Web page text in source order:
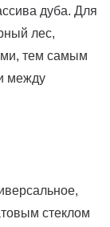
дуба. Для
лес,
тем самым
между
стеклом